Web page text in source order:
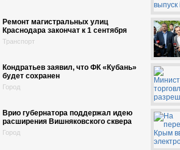
Ремонт магистральных улиц
Краснодара закончат к 1 сентября
Транспорт
Кондратьев заявил, что ФК «Кубань»
будет сохранен
Город
Врио губернатора поддержал идею
расширения Вишняковского сквера
Город